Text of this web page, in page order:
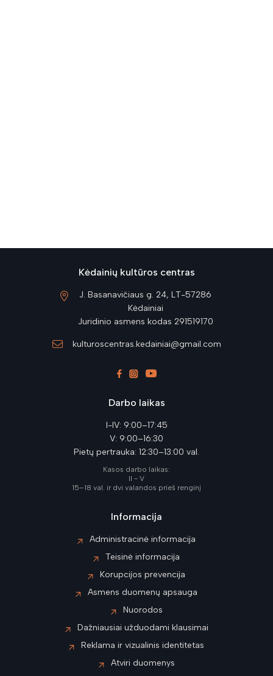
Kėdainių kultūros centras
J. Basanavičiaus g. 24, LT-57286
Kėdainiai
Juridinio asmens kodas 291519170
kulturoscentras.kedainiai@gmail.com
Darbo laikas
I-IV: 9:00–17:45
V: 9:00–16:30
Pietų pertrauka: 12:30–13:00 val.
Kasos darbo laikas:
II - V
15–18 val. ir dvi valandos prieš renginį
Informacija
Administracinė informacija
Teisinė informacija
Korupcijos prevencija
Asmens duomenų apsauga
Nuorodos
Dažniausiai užduodami klausimai
Reklama ir vizualinis identitetas
Atviri duomenys